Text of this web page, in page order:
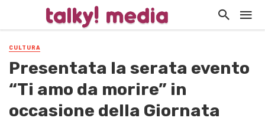
CULTURA
Presentata la serata evento
“Ti amo da morire” in
occasione della Giornata